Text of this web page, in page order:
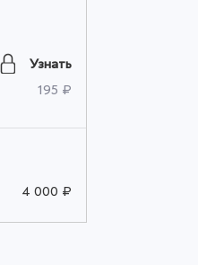
Узнать
195 ₽
4 000 ₽